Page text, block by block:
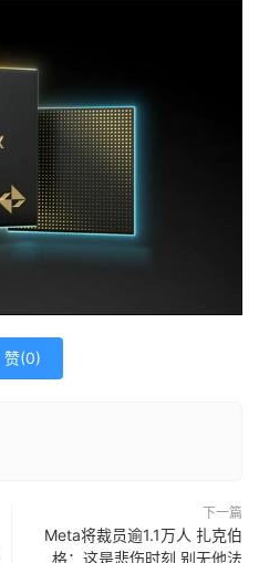
赞(0)
下一篇
Meta将裁员逾1.1万人 扎克伯
格：这是悲伤时刻 别无他法